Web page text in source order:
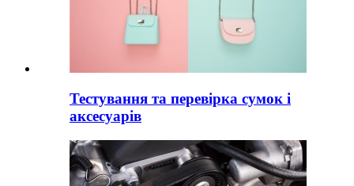
Тестування та перевірка сумок і
аксесуарів